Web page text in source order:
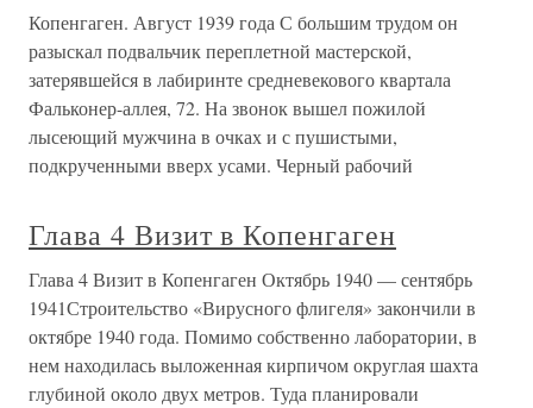
Копенгаген. Август 1939 года С большим трудом он
разыскал подвальчик переплетной мастерской,
затерявшейся в лабиринте средневекового квартала
Фальконер-аллея, 72. На звонок вышел пожилой
лысеющий мужчина в очках и с пушистыми,
подкрученными вверх усами. Черный рабочий
Глава 4 Визит в Копенгаген
Глава 4 Визит в Копенгаген Октябрь 1940 — сентябрь
1941Строительство «Вирусного флигеля» закончили в
октябре 1940 года. Помимо собственно лаборатории, в
нем находилась выложенная кирпичом округлая шахта
глубиной около двух метров. Туда планировали